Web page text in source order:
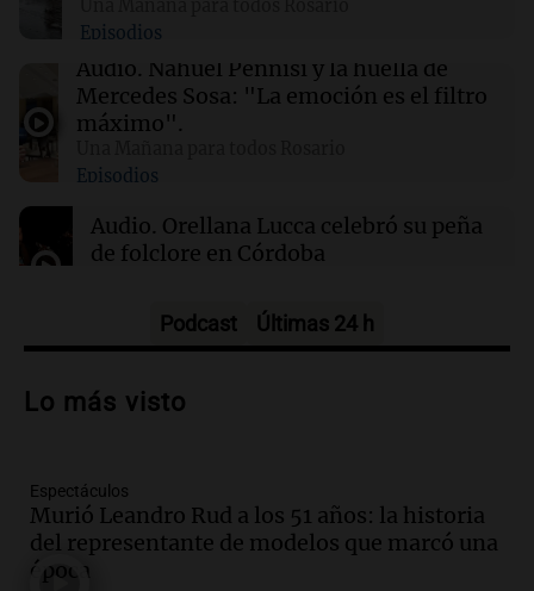
22:03 Tecnología
El nuevo centro de datos de Amazon en Texas
podría ser el mayor contaminador climático
de EE.UU.
21:32 Ciencia
Científicos descubren diminutos remolinos de
plasma en la superficie del Sol
Episodios
Audio. Nahuel Pennisi y la huella de
Mercedes Sosa: "La emoción es el filtro
máximo".
Episodios
Audio. Orellana Lucca celebró su peña
de folclore en Córdoba
Audio.Trágico accidente en Mendoza:
vehículos desde un puente
Audio.
y cinco heridos tras caer dos autos desde
un puente
Una mañana para todos
Podcast Últimas 24 h
Lo más visto
Espectáculos
Murió Leandro Rud a los 51 años: la historia
del representante de modelos que marcó una
época